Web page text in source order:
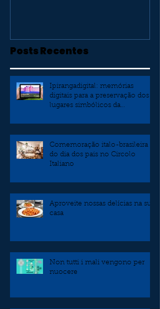
Posts Recentes
Ipirangadigital: memórias
digitais para a preservação dos
lugares simbólicos da
Comemoração italo-brasileira
do dia dos pais no Circolo
Italiano
Aproveite nossas delícias na sua
casa
Non tutti i mali vengono per
nuocere